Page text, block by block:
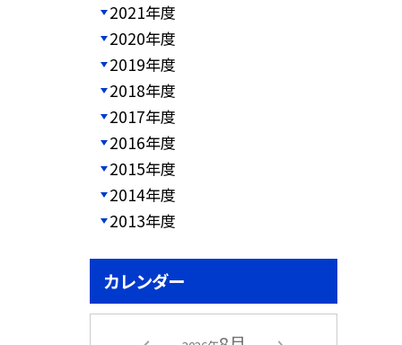
2021年度
2020年度
2019年度
2018年度
2017年度
2016年度
2015年度
2014年度
2013年度
カレンダー